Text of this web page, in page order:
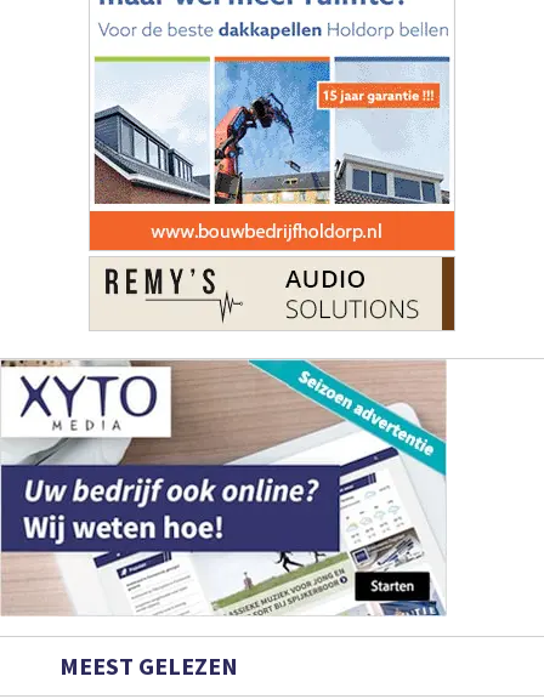
MEEST GELEZEN